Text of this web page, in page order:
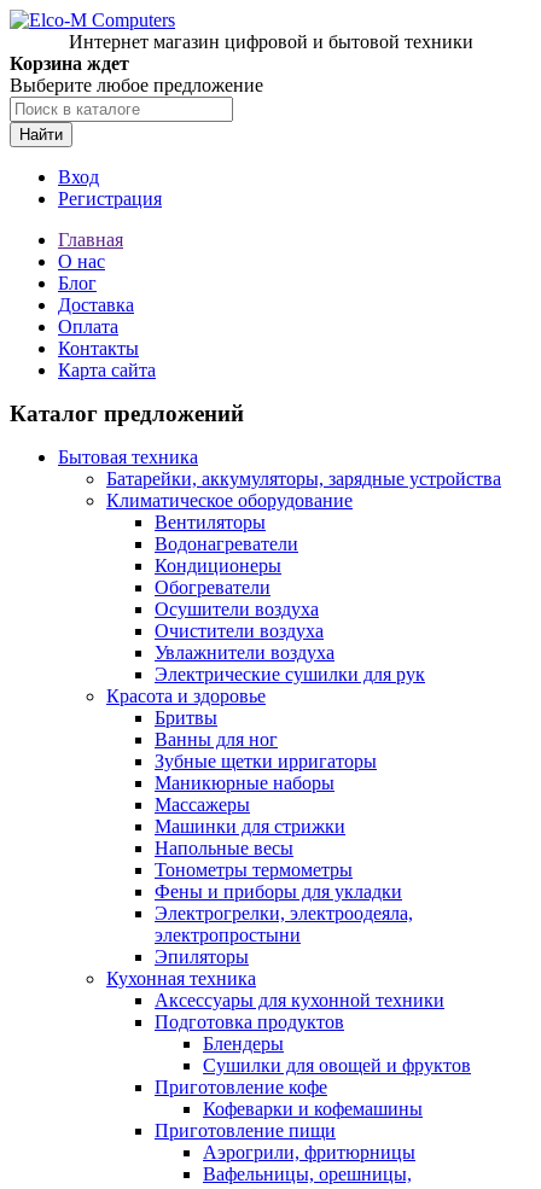
Интернет магазин цифровой и бытовой техники
Корзина ждет
Выберите любое предложение
Найти
Вход
Регистрация
Главная
О нас
Блог
Доставка
Оплата
Контакты
Карта сайта
Каталог предложений
Бытовая техника
Батарейки, аккумуляторы, зарядные устройства
Климатическое оборудование
Вентиляторы
Водонагреватели
Кондиционеры
Обогреватели
Осушители воздуха
Очистители воздуха
Увлажнители воздуха
Электрические сушилки для рук
Красота и здоровье
Бритвы
Ванны для ног
Зубные щетки ирригаторы
Маникюрные наборы
Массажеры
Машинки для стрижки
Напольные весы
Тонометры термометры
Фены и приборы для укладки
Электрогрелки, электроодеяла,
электропростыни
Эпиляторы
Кухонная техника
Аксессуары для кухонной техники
Подготовка продуктов
Блендеры
Сушилки для овощей и фруктов
Приготовление кофе
Кофеварки и кофемашины
Приготовление пищи
Аэрогрили, фритюрницы
Вафельницы, орешницы,